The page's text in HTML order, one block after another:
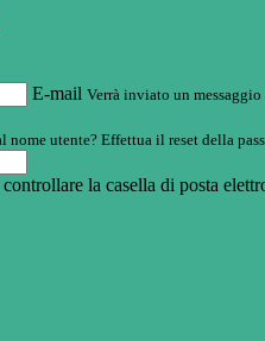
E-mail Verrà inviato un
nome utente? Effettua il reset della
la casella di posta